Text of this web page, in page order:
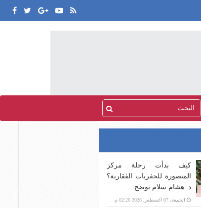
كيف بدأت رحلة مركز
المنصورة للحفريات الفقارية؟
د. هشام سلام يوضح
الجمعة، 07 أغسطس 2026 02:26 م